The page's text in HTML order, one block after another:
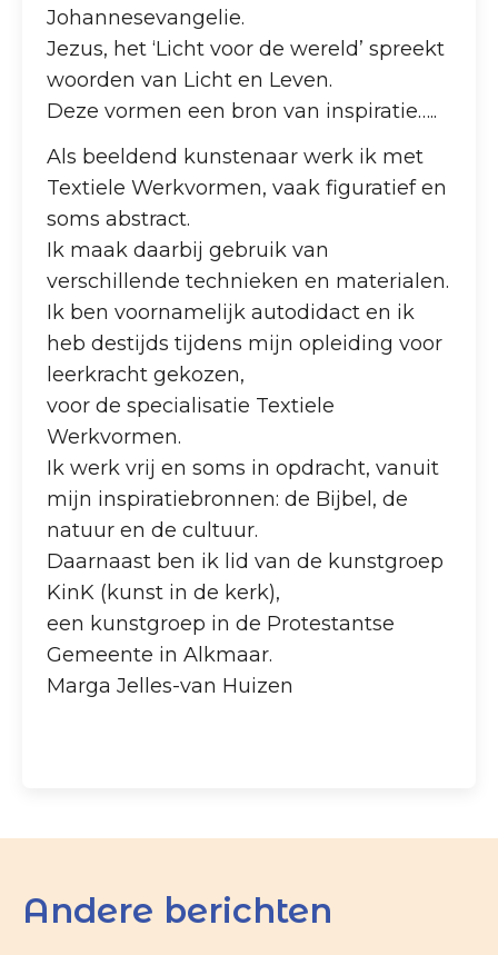
Johannesevangelie.
Jezus, het ‘Licht voor de wereld’ spreekt
woorden van Licht en Leven.
Deze vormen een bron van inspiratie…..
Als beeldend kunstenaar werk ik met
Textiele Werkvormen, vaak figuratief en
soms abstract.
Ik maak daarbij gebruik van
verschillende technieken en materialen.
Ik ben voornamelijk autodidact en ik
heb destijds tijdens mijn opleiding voor
leerkracht gekozen,
voor de specialisatie Textiele
Werkvormen.
Ik werk vrij en soms in opdracht, vanuit
mijn inspiratiebronnen: de Bijbel, de
natuur en de cultuur.
Daarnaast ben ik lid van de kunstgroep
KinK (kunst in de kerk),
een kunstgroep in de Protestantse
Gemeente in Alkmaar.
Marga Jelles-van Huizen
Andere berichten